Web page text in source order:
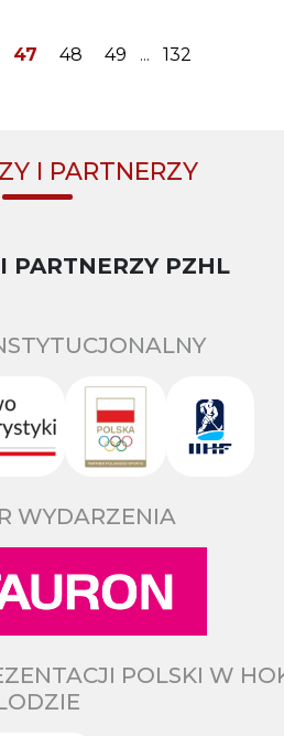
47 48 49 ... 132
I PARTNERZY
PARTNERZY PZHL
WYDARZENIA
POLSKI W